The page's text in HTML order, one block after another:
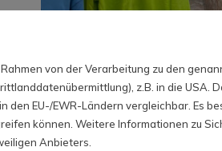
von der Verarbeitung zu den
z.B. in die USA.
den EU-/EWR-Ländern vergleichbar. Es
können. Weitere Informationen zu
Anbieters.